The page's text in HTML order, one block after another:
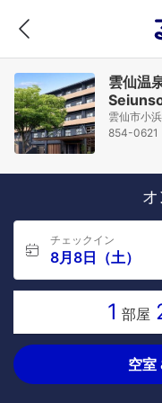
雲仙温
雲仙市小
854-0621
チェックイン
8月8日（土）
1 部屋
空室